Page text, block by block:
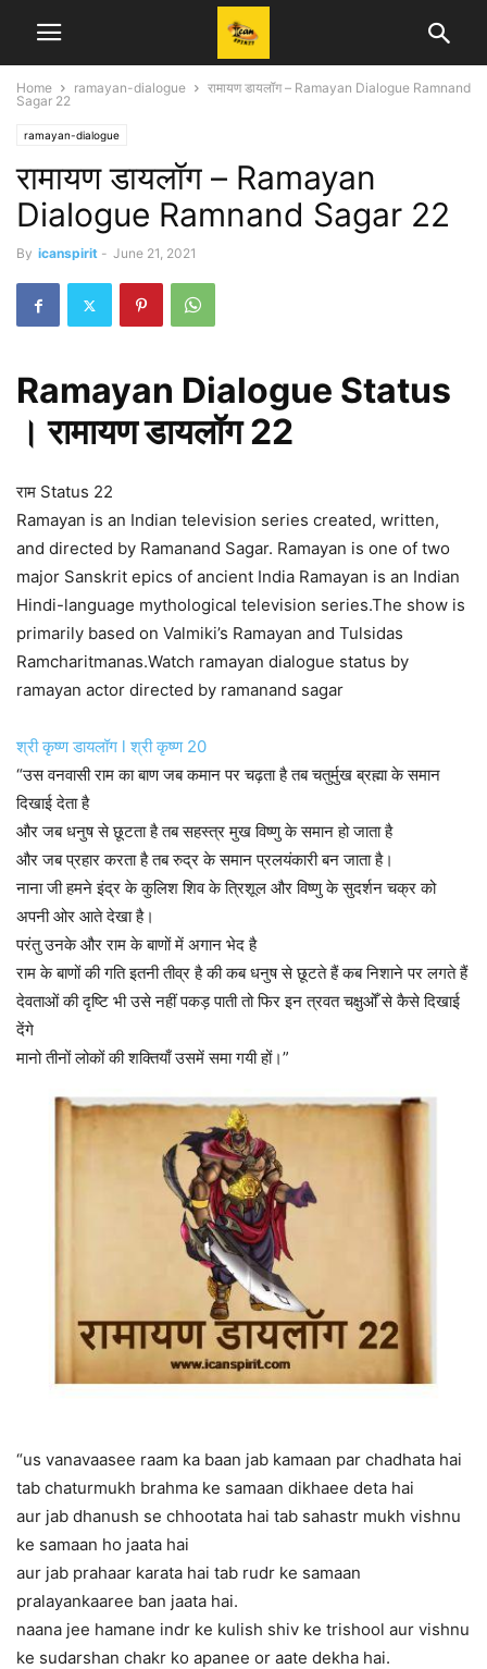
Home ramayan-dialogue
रामायण डायलॉग – Ramayan Dialogue Ramnand
Sagar 22
ramayan-dialogue
रामायण डायलॉग – Ramayan
Dialogue Ramnand Sagar 22
By icanspirit - June 21, 2021
Ramayan Dialogue Status
। रामायण डायलॉग 22
राम Status 22
Ramayan is an Indian television series created, written,
and directed by Ramanand Sagar. Ramayan is one of two
major Sanskrit epics of ancient India Ramayan is an Indian
Hindi-language mythological television series.The show is
primarily based on Valmiki’s Ramayan and Tulsidas
Ramcharitmanas.Watch ramayan dialogue status by
ramayan actor directed by ramanand sagar
श्री कृष्ण डायलॉग l श्री कृष्ण 20
“उस वनवासी राम का बाण जब कमान पर चढ़ता है तब चतुर्मुख ब्रह्मा के समान
दिखाई देता है
और जब धनुष से छूटता है तब सहस्त्र मुख विष्णु के समान हो जाता है
और जब प्रहार करता है तब रुद्र के समान प्रलयंकारी बन जाता है।
नाना जी हमने इंद्र के कुलिश शिव के त्रिशूल और विष्णु के सुदर्शन चक्र को
अपनी ओर आते देखा है।
परंतु उनके और राम के बाणों में अगान भेद है
राम के बाणों की गति इतनी तीव्र है की कब धनुष से छूटते हैं कब निशाने पर लगते हैं
देवताओं की दृष्टि भी उसे नहीं पकड़ पाती तो फिर इन त्रवत चक्षुओँ से कैसे दिखाई
देंगे
मानो तीनों लोकों की शक्तियाँ उसमें समा गयी हों।”
“us vanavaasee raam ka baan jab kamaan par chadhata hai
tab chaturmukh brahma ke samaan dikhaee deta hai
aur jab dhanush se chhootata hai tab sahastr mukh vishnu
ke samaan ho jaata hai
aur jab prahaar karata hai tab rudr ke samaan
pralayankaaree ban jaata hai.
naana jee hamane indr ke kulish shiv ke trishool aur vishnu
ke sudarshan chakr ko apanee or aate dekha hai.